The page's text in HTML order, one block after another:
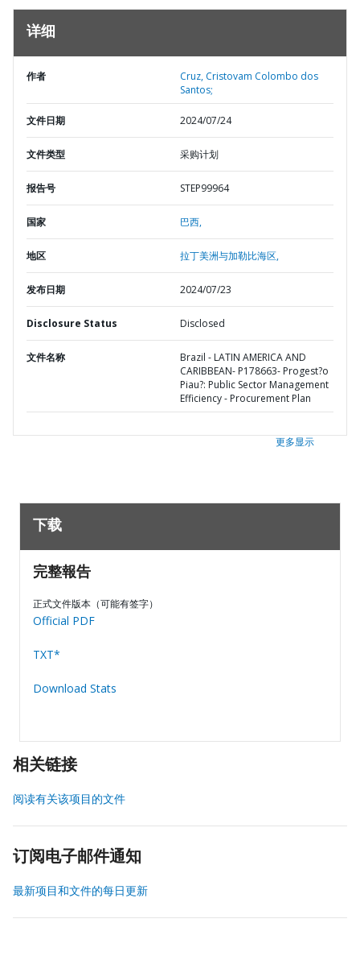
详细
作者
Cruz, Cristovam Colombo dos
Santos;
文件日期 2024/07/24
文件类型 采购计划
报告号 STEP99964
国家 巴西,
地区 拉丁美洲与加勒比海区,
发布日期 2024/07/23
Disclosure Status Disclosed
文件名称
Brazil - LATIN AMERICA AND
CARIBBEAN- P178663- Progest?o
Piau?: Public Sector Management
Efficiency - Procurement Plan
更多显示
下载
完整報告
正式文件版本（可能有签字）
Official PDF
TXT*
Download Stats
相关链接
阅读有关该项目的文件
订阅电子邮件通知
最新项目和文件的每日更新